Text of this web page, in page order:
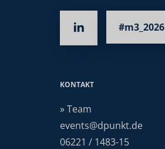
#m3_2026
KONTAKT
» Team
events@dpunkt.de
06221 / 1483-15